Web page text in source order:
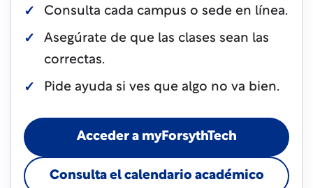
Consulta cada campus o sede en línea.
Asegúrate de que las clases sean las
correctas.
Pide ayuda si ves que algo no va bien.
Acceder a myForsythTech
Consulta el calendario académico